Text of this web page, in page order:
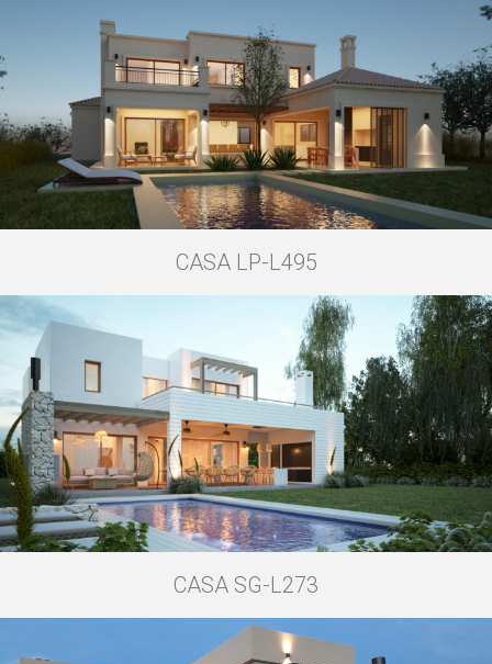
CASA LP-L495
CASA SG-L273